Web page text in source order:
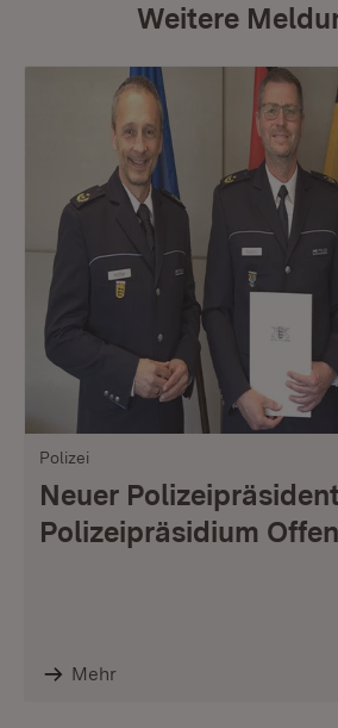
Weitere
Polizei
Neuer
Polizeipräsidium
Mehr